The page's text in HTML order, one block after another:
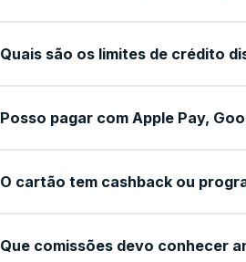
Quais são os limites de crédito
Posso pagar com Apple Pay,
O cartão tem cashback ou
Que comissões devo conhecer